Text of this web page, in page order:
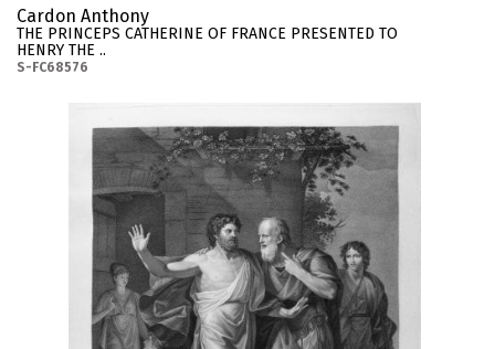
Cardon Anthony
THE PRINCEPS CATHERINE OF FRANCE PRESENTED TO
HENRY THE ..
S-FC68576